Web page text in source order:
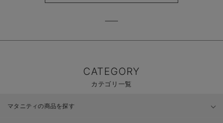
CATEGORY
カテゴリ一覧
マタニティの商品を探す